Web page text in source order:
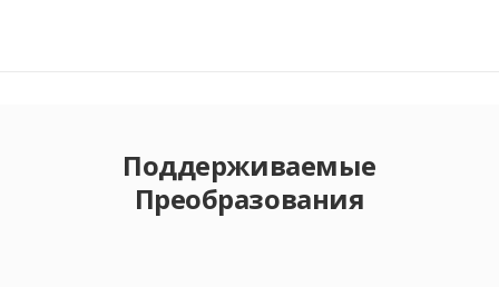
Поддерживаемые
Преобразования